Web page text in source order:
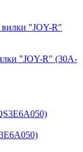
"JOY-R" (30A-